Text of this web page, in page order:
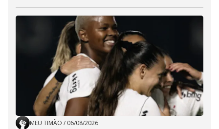
MEU TIMÃO / 06/08/2026